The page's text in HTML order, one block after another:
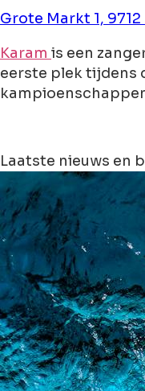
Grote Markt 1,
Karam is een
eerste plek tijdens
+
−
Laatste nieuws en